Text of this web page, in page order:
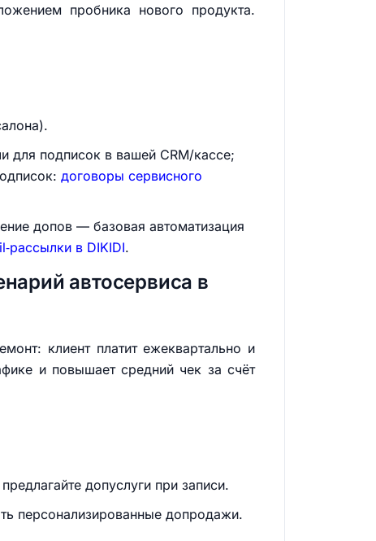
пробника нового продукта.
для подписок в вашей CRM/кассе;
договоры сервисного
допов — базовая автоматизация
в DIKIDI.
автосервиса в
клиент платит ежеквартально и
и повышает средний чек за счёт
допуслуги при записи.
персонализированные допродажи.